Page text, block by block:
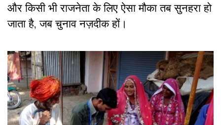
और किसी भी राजनेता के लिए ऐसा मौका तब सुनहरा हो
जाता है, जब चुनाव नज़दीक हों।